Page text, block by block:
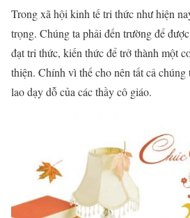
Trong xã hội kinh tế tri thức như hiện
trọng. Chúng ta phải đến trường để
đạt tri thức, kiến thức để trở thành một
thiện. Chính vì thế cho nên tất cả
lao dạy dỗ của các thầy cô giáo.